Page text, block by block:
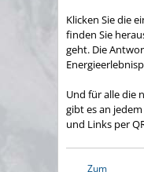
Klicken Sie die
finden Sie
geht. Die
Und für alle die
gibt es an
und Links per
Zum